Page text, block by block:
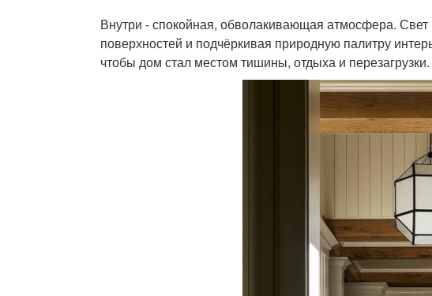
Внутри - спокойная, обволакивающая атмосфера. Свет
поверхностей и подчёркивая природную палитру
чтобы дом стал местом тишины, отдыха и перезагрузки.